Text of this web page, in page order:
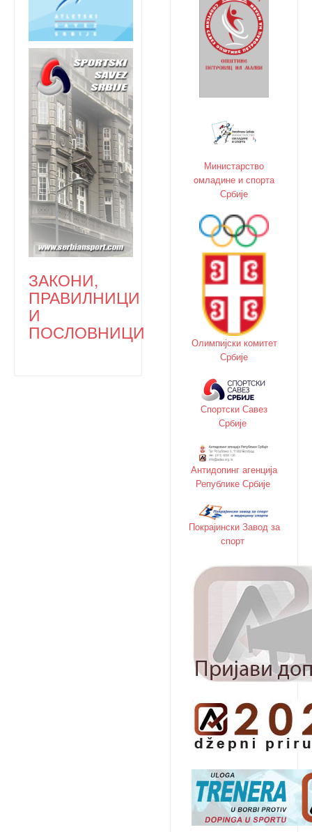
ЗАКОНИ,
ПРАВИЛНИЦИ
И
ПОСЛОВНИЦИ
Министарство
oмладине и спорта
Србије
Олимпијски комитет
Србије
Спортски Савез
Србије
Антидопинг агенција
Републике Србије
Покрајински Завод за
спорт